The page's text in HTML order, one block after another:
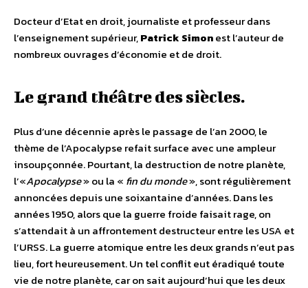
Docteur d’Etat en droit, journaliste et professeur dans
l’enseignement supérieur,Patrick Simonest l’auteur de
nombreux ouvrages d’économie et de droit.
Le grand théâtre des siècles.
Plus d’une décennie après le passage de l’an 2000, le
thème de l’Apocalypse refait surface avec une ampleur
insoupçonnée. Pourtant, la destruction de notre planète,
l’«Apocalypse» ou la « fin du monde», sont régulièrement
annoncées depuis une soixantaine d’années. Dans les
années 1950, alors que la guerre froide faisait rage, on
s’attendait à un affrontement destructeur entre les USA et
l’URSS. La guerre atomique entre les deux grands n’eut pas
lieu, fort heureusement. Un tel conflit eut éradiqué toute
vie de notre planète, car on sait aujourd’hui que les deux